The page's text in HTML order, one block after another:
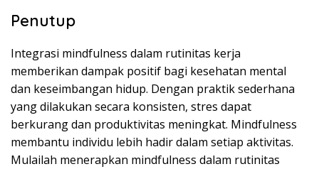
Penutup
Integrasi mindfulness dalam rutinitas kerja
memberikan dampak positif bagi kesehatan mental
dan keseimbangan hidup. Dengan praktik sederhana
yang dilakukan secara konsisten, stres dapat
berkurang dan produktivitas meningkat. Mindfulness
membantu individu lebih hadir dalam setiap aktivitas.
Mulailah menerapkan mindfulness dalam rutinitas